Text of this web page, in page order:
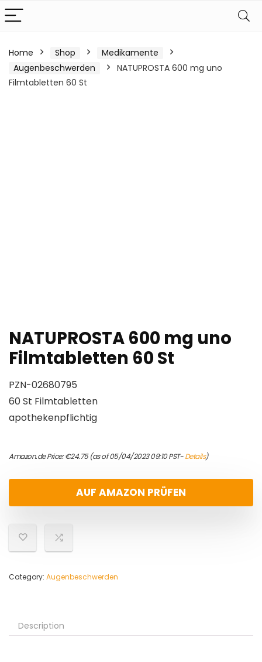
Home Shop
Medikamente
Augenbeschwerden
NATUPROSTA 600 mg uno
Filmtabletten 60 St
NATUPROSTA 600 mg uno
Filmtabletten 60 St
PZN-02680795
60 St Filmtabletten
apothekenpflichtig
Amazon.de Price:€24.75(as of 05/04/2023 09:10 PST-Details)
AUF AMAZON PRÜFEN
Category: Augenbeschwerden
Description